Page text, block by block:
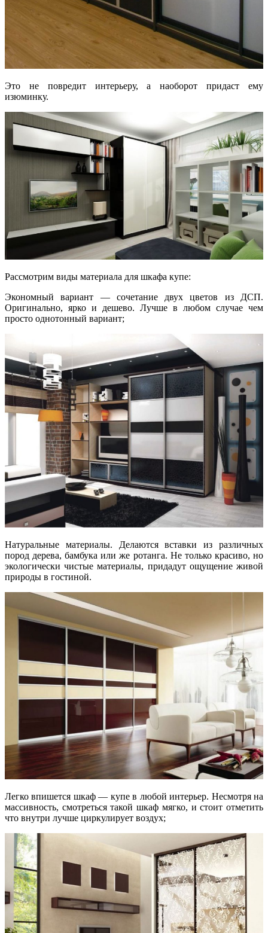
Это не повредит интерьеру, а наоборот придаст ему
изюминку.
Рассмотрим виды материала для шкафа купе:
Экономный вариант — сочетание двух цветов из ДСП.
Оригинально, ярко и дешево. Лучше в любом случае чем
просто однотонный вариант;
Натуральные материалы. Делаются вставки из различных
пород дерева, бамбука или же ротанга. Не только красиво, но
экологически чистые материалы, придадут ощущение живой
природы в гостиной.
Легко впишется шкаф — купе в любой интерьер. Несмотря на
массивность, смотреться такой шкаф мягко, и стоит отметить
что внутри лучше циркулирует воздух;